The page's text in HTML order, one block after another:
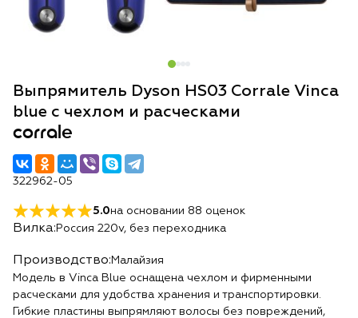
Выпрямитель Dyson HS03 Corrale Vinca
blue с чехлом и расческами
corrale
322962-05
5.0на основании 88 оценок
Вилка: Россия 220v, без переходника
Производство: Малайзия
Модель в Vinca Blue оснащена чехлом и фирменными
расческами для удобства хранения и транспортировки.
Гибкие пластины выпрямляют волосы без повреждений,